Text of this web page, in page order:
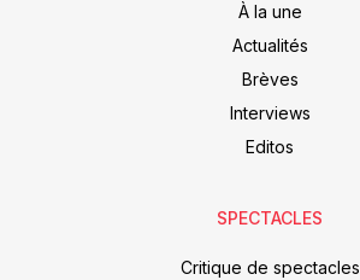
À la une
Actualités
Brèves
Interviews
Editos
SPECTACLES
Critique de spectacles